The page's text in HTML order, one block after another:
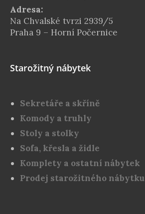
Adresa:
Na Chvalské tvrzi 2939/5
Praha 9 – Horní Počernice
Starožitný nábytek
Sekretáře a skříně
Komody a truhly
Stoly a stolky
Sofa, křesla a židle
Komplety a ostatní nábytek
Prodej starožitného nábytku